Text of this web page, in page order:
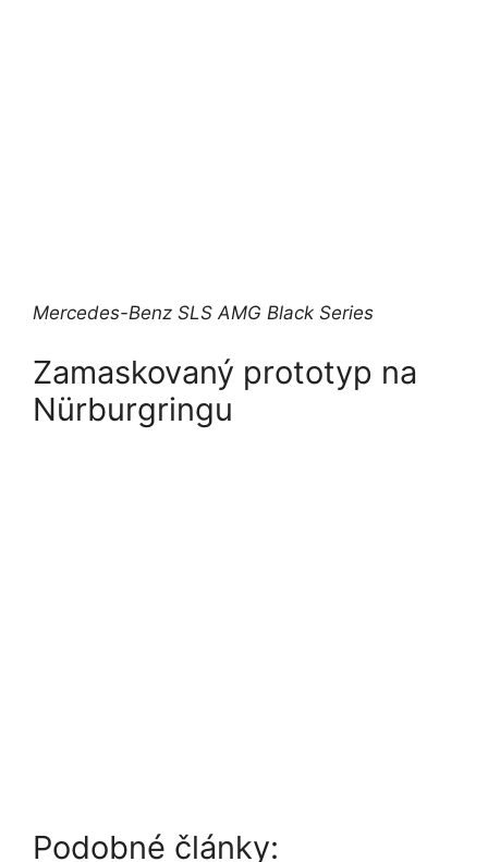
Mercedes-Benz SLS AMG Black Series
Zamaskovaný prototyp na
Nürburgringu
Podobné články: